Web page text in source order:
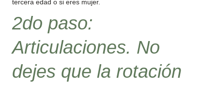
tercera edad o si eres mujer.
2do paso:
Articulaciones. No
dejes que la rotación